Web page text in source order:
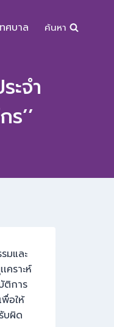
ศบาล ค้นหา
ะจำ
’’
มและ
คราะห์
ติการ
อให้
บผิด